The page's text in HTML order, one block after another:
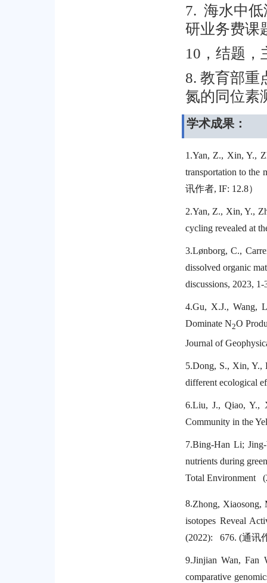
7. 海水中
研业务费课
10 ，结题
8. 教育部重
氮的同位素
学术成果：
1.Yan, Z., Xin, Y.,
transportation to the
讯作者, IF: 12.8）
2.Yan, Z., Xin, Y.,
cycling revealed at
3.Lønborg, C.,
dissolved organic
discussions, 2023, 1-
4.Gu, X.J., Wang,
Dominate N2O
Journal of
5.Dong, S., Xin, Y.,
different ecological
6.Liu, J., Qiao, Y.,
Community in the
7.Bing-Han Li;
nutrients during
Total Environment
8.Zhong, Xiaosong,
isotopes Reveal
(2022): 676. (通讯
9.Jinjian Wan, Fan
comparative